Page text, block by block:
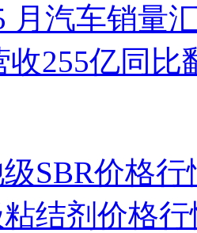
月汽车销量
收255亿同
SBR价格行
结剂价格